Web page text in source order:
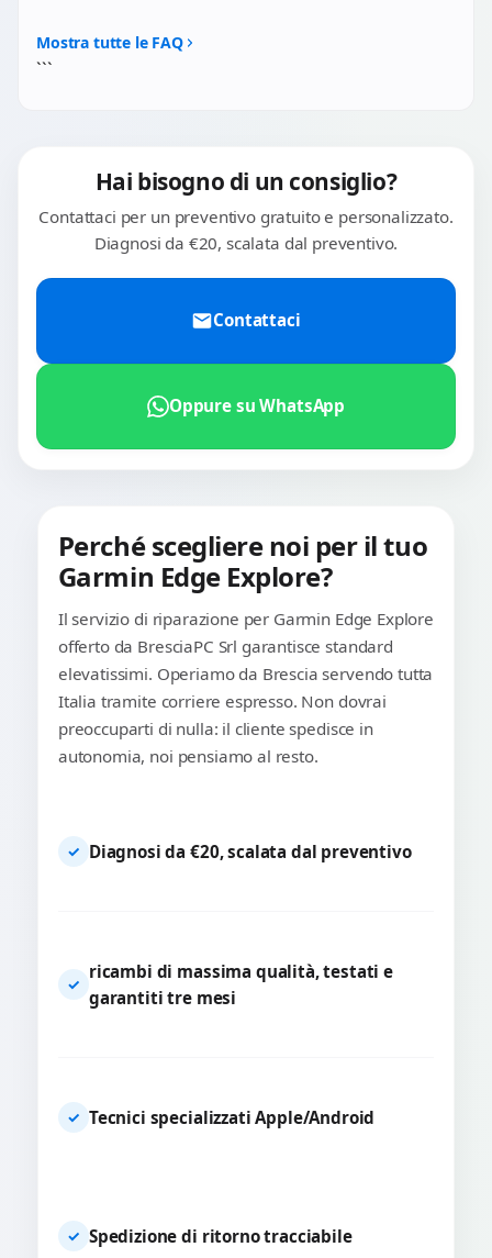
sincronizzare con Garmin Connect, Wahoo App o Strava
prima della riparazione, come precauzione.
garantire il mantenimento dell'impermeabilità IPX7
originale. Le guarnizioni perimetrali sono progettate per
Mostra tutte le FAQ
```
Hai bisogno di un consiglio?
Contattaci per un preventivo gratuito e personalizzato.
Diagnosi da €20, scalata dal preventivo.
Contattaci
Oppure su WhatsApp
Perché scegliere noi per il tuo
Garmin Edge Explore?
Il servizio di riparazione per Garmin Edge Explore
offerto da BresciaPC Srl garantisce standard
elevatissimi. Operiamo da Brescia servendo tutta
Italia tramite corriere espresso. Non dovrai
preoccuparti di nulla: il cliente spedisce in
autonomia, noi pensiamo al resto.
✓ Diagnosi da €20, scalata dal preventivo
✓
ricambi di massima qualità, testati e
garantiti tre mesi
✓ Tecnici specializzati Apple/Android
✓ Spedizione di ritorno tracciabile